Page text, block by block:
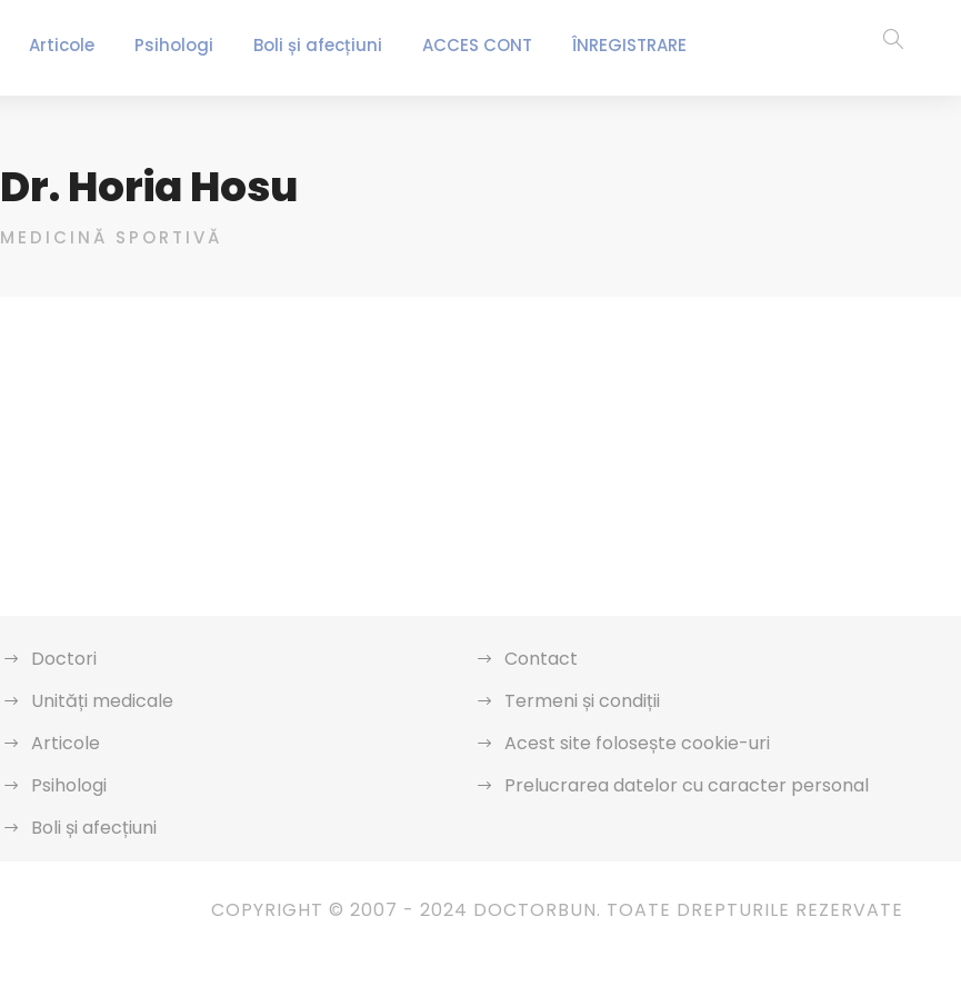
Articole Psihologi Boli și afecțiuni ACCES CONT ÎNREGISTRARE
Dr. Horia Hosu
MEDICINĂ SPORTIVĂ
Doctori
Unități medicale
Articole
Psihologi
Boli și afecțiuni
Contact
Termeni și condiții
Acest site folosește cookie-uri
Prelucrarea datelor cu caracter personal
COPYRIGHT © 2007 - 2024 DOCTORBUN. TOATE DREPTURILE REZERVATE